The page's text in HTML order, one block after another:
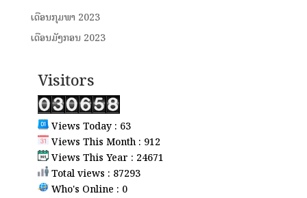
ເດືອນກຸມພາ 2023
ເດືອນມັງກອນ 2023
Visitors
Views Today : 63
Views This Month : 912
Views This Year : 24671
Total views : 87293
Who's Online : 0